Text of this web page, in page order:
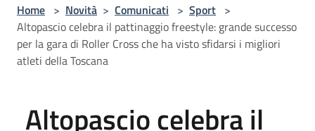
Home > Novità > Comunicati > Sport >
Altopascio celebra il pattinaggio freestyle: grande successo
per la gara di Roller Cross che ha visto sfidarsi i migliori
atleti della Toscana
Altopascio celebra il